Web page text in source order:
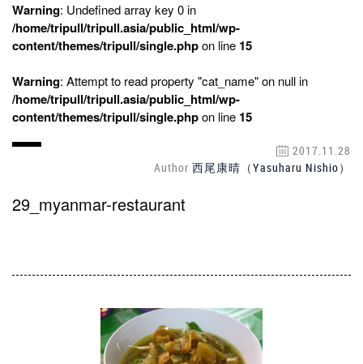
Warning: Undefined array key 0 in
/home/tripull/tripull.asia/public_html/wp-
content/themes/tripull/single.phpon line 15
Warning: Attempt to read property "cat_name" on null in
/home/tripull/tripull.asia/public_html/wp-
content/themes/tripull/single.phpon line 15
2017.11.28
Author 西尾康晴（Yasuharu Nishio）
29_myanmar-restaurant